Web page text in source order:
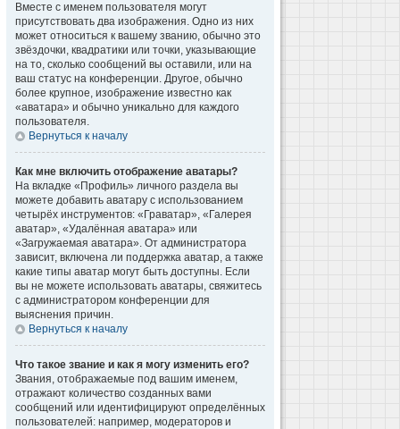
Вместе с именем пользователя могут
присутствовать два изображения. Одно из них
может относиться к вашему званию, обычно это
звёздочки, квадратики или точки, указывающие
на то, сколько сообщений вы оставили, или на
ваш статус на конференции. Другое, обычно
более крупное, изображение известно как
«аватара» и обычно уникально для каждого
пользователя.
Вернуться к началу
Как мне включить отображение аватары?
На вкладке «Профиль» личного раздела вы
можете добавить аватару с использованием
четырёх инструментов: «Граватар», «Галерея
аватар», «Удалённая аватара» или
«Загружаемая аватара». От администратора
зависит, включена ли поддержка аватар, а также
какие типы аватар могут быть доступны. Если
вы не можете использовать аватары, свяжитесь
с администратором конференции для
выяснения причин.
Вернуться к началу
Что такое звание и как я могу изменить его?
Звания, отображаемые под вашим именем,
отражают количество созданных вами
сообщений или идентифицируют определённых
пользователей: например, модераторов и